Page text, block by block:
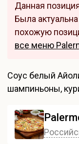
Данная
Была
похожую
все меню
Соус белый
шампиньоны,